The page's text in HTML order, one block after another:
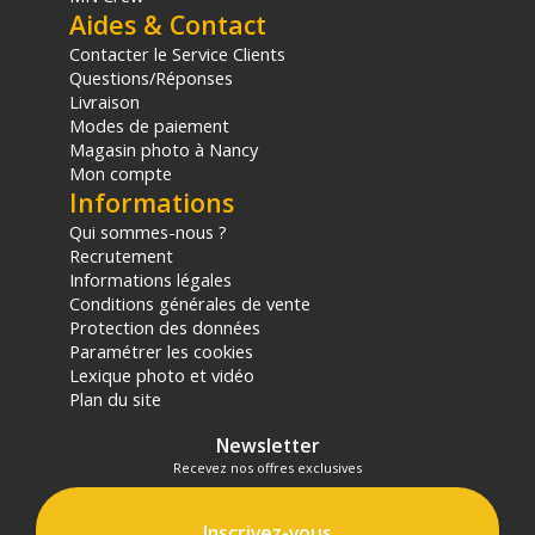
1x Étui pour carte mémoire Jaune Dallol par Wandrd
Offre valable jusqu'au 07-08-2026 inclus.
Code EAN Wandrd Etui Carte Mémoire Dallol Jaune - Étui pour
carte mémoire - Achat et prix :850054896803
Garantie 2 ans
(1) Sous réserve d'éligibilité.
(2) Nombre de points Fidélité estimés, hors remises au panier, basé
Aides & Contact
Contacter le Service Clients
Questions/Réponses
Livraison
Modes de paiement
Magasin photo à Nancy
Mon compte
Informations
Qui sommes-nous ?
Recrutement
Informations légales
Conditions générales de vente
Protection des données
Paramétrer les cookies
Lexique photo et vidéo
Plan du site
Newsletter
Recevez nos offres exclusives